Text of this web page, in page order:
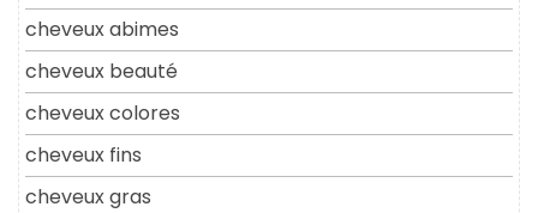
cheveux abimes
cheveux beauté
cheveux colores
cheveux fins
cheveux gras